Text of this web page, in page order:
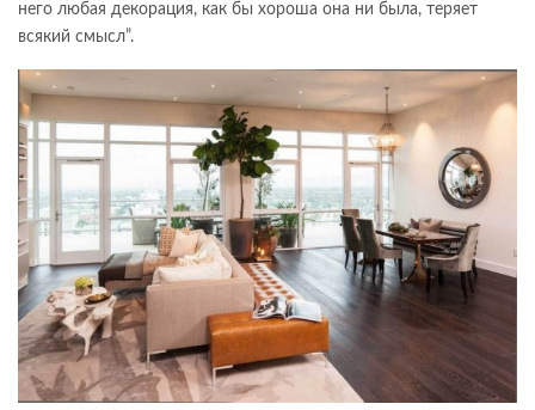
него любая декорация, как бы хороша она ни была, теряет
всякий смысл”.